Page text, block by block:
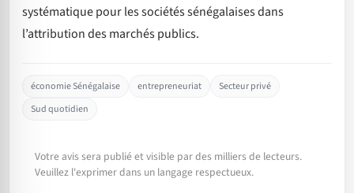
systématique pour les sociétés sénégalaises dans
l’attribution des marchés publics.
économie Sénégalaise entrepreneuriat
Secteur privé
Sud quotidien
Votre avis sera publié et visible par des milliers de lecteurs.
Veuillez l'exprimer dans un langage respectueux.